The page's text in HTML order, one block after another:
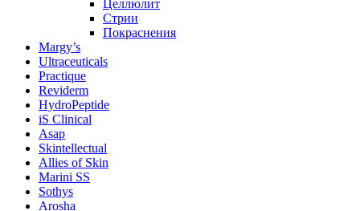
Целлюлит
Стрии
Покраснения
Margy’s
Ultraceuticals
Practique
Reviderm
HydroPeptide
iS Clinical
Asap
Skintellectual
Allies of Skin
Marini SS
Sothys
Arosha